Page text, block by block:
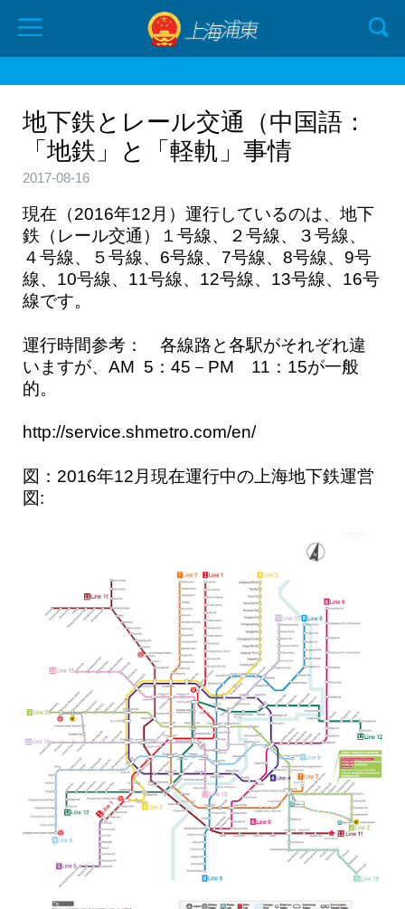
地下鉄とレール交通（中国語：
「地鉄」と「軽軌」事情
2017-08-16
現在（2016年12月）運行しているのは、地下
鉄（レール交通）１号線、２号線、３号線、
４号線、５号線、6号線、7号線、8号線、9号
線、10号線、11号線、12号線、13号線、16号
線です。
運行時間参考： 各線路と各駅がそれぞれ違
いますが、AM 5：45－PM 11：15が一般
的。
http://service.shmetro.com/en/
図：2016年12月現在運行中の上海地下鉄運営
図: